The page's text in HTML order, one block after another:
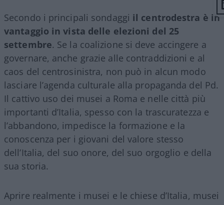
Secondo i principali sondaggi il centrodestra è in
vantaggio in vista delle elezioni del 25
settembre. Se la coalizione si deve accingere a
governare, anche grazie alle contraddizioni e al
caos del centrosinistra, non può in alcun modo
lasciare l’agenda culturale alla propaganda del Pd.
Il cattivo uso dei musei a Roma e nelle città più
importanti d’Italia, spesso con la trascuratezza e
l’abbandono, impedisce la formazione e la
conoscenza per i giovani del valore stesso
dell’Italia, del suo onore, del suo orgoglio e della
sua storia.
Aprire realmente i musei e le chiese d’Italia, musei